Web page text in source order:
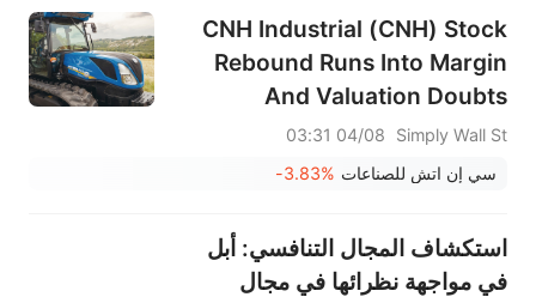
CNH Industrial (CNH) Stock
Rebound Runs Into Margin
And Valuation Doubts
Simply Wall St
04/08 03:31
سي إن اتش للصناعات -3.83%
استكشاف المجال التنافسي: أبل
في مواجهة نظرائها في مجال